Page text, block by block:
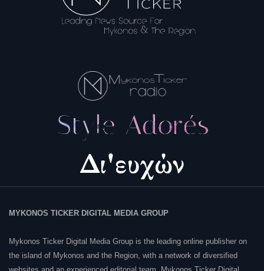
MYKONOS TICKER DIGITAL MEDIA GROUP
Mykonos Ticker Digital Media Group is the leading online publisher on
the island of Mykonos and the Region, with a network of diversified